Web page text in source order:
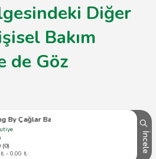
Diğer
Bakım
de Göz
Çağlar Bayrak
(0)
₺ - 0,00 ₺
İncele